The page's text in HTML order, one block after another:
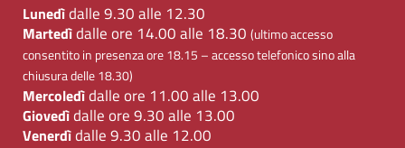
Lunedìdalle 9.30 alle 12.30
Martedìdalle ore 14.00 alle 18.30 (ultimo accesso
consentito in presenza ore 18.15 – accesso telefonico sino alla
chiusura delle 18.30)
Mercoledìdalle ore 11.00 alle 13.00
Giovedìdalle ore 9.30 alle 13.00
Venerdìdalle 9.30 alle 12.00